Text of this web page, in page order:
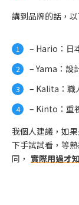
講到品牌的話，
– Hario：日
– Yama：設
– Kalita：職
– Kinto：重
我個人建議，如
下手試試看，等
同， 實際用過才